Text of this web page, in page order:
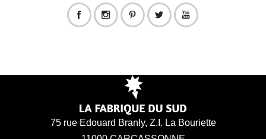
75 rue Edouard Branly, Z.I. La Bouriette